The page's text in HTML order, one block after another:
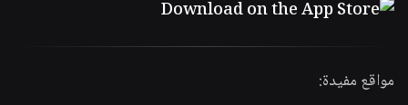
مواقع مفيدة: